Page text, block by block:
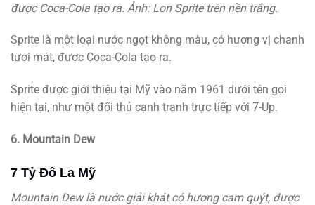
được Coca-Cola tạo ra. Ảnh: Lon Sprite trên nền trắng.
Sprite là một loại nước ngọt không màu, có hương vị chanh
tươi mát, được Coca-Cola tạo ra.
Sprite được giới thiệu tại Mỹ vào năm 1961 dưới tên gọi
hiện tại, như một đối thủ cạnh tranh trực tiếp với 7-Up.
6. Mountain Dew
7 Tỷ Đô La Mỹ
Mountain Dew là nước giải khát có hương cam quýt, được